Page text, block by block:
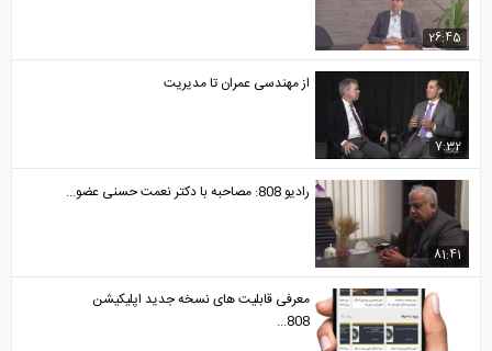
26:45
7:32
از مهندسی عمران تا مدیریت
81:41
رادیو 808: مصاحبه با دکتر نعمت حسنی عضو...
معرفی قابلیت های نسخه جدید اپلیکیشن
808...